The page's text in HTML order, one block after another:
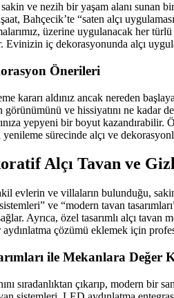
ve nezih bir yaşam alanı sunan
Bahçecik’te “saten alçı
üzerine uygulanacak her
Evinizin iç dekorasyonunda alçı
Önerileri
kararı aldınız ancak nereden
ve hissiyatını ne kadar
yepyeni bir boyut
sürecinde alçı ve
Alçı Tavan ve
evlerin ve villaların bulunduğu,
ve “modern tavan
Ayrıca, özel tasarımlı alçı tavan
aydınlatma çözümü eklemek için
ile Mekanlara Değer
sıradanlıktan çıkarıp, modern bir